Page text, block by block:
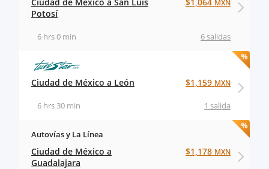
Potosí
6 salidas
6 hrs 0 min
MXN
Ciudad de México a León
1 salida
6 hrs 30 min
$1,159 MXN
Autovías y La Línea
Ciudad de México a
Guadalajara
$1,178 MXN